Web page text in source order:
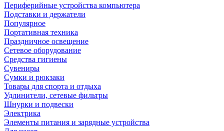
Периферийные устройства компьютера
Подставки и держатели
Популярное
Портативная техника
Праздничное освещение
Сетевое оборудование
Средства гигиены
Сувениры
Сумки и рюкзаки
Товары для спорта и отдыха
Удлинители, сетевые фильтры
Шнурки и подвески
Электрика
Элементы питания и зарядные устройства